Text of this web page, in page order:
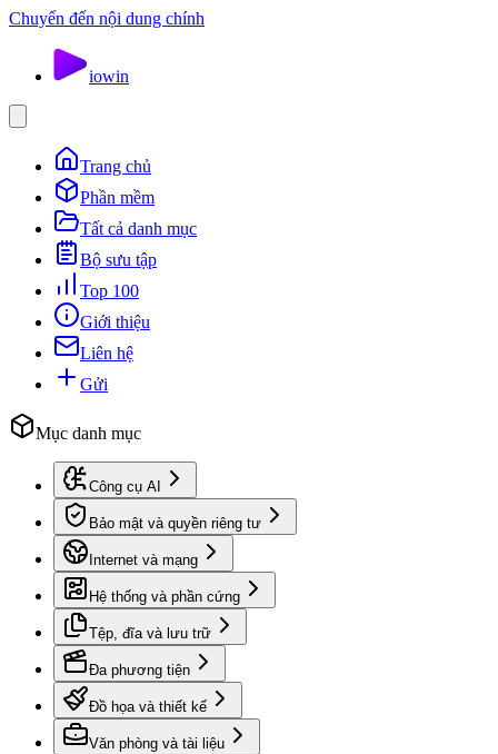
Chuyển đến nội dung chính
iowin
Trang chủ
Phần mềm
Tất cả danh mục
Bộ sưu tập
Top 100
Giới thiệu
Liên hệ
Gửi
Mục danh mục
Công cụ AI
Bảo mật và quyền riêng tư
Internet và mạng
Hệ thống và phần cứng
Tệp, đĩa và lưu trữ
Đa phương tiện
Đồ họa và thiết kế
Văn phòng và tài liệu